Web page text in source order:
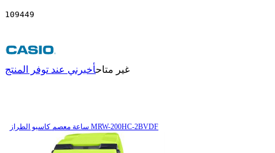
109449
غير متاحأخبرني عند توفر المنتج
ساعة معصم کاسیو الطراز MRW-200HC-2BVDF